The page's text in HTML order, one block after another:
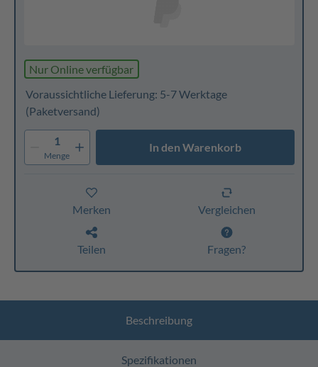
Nur Online verfügbar
Voraussichtliche Lieferung: 5-7 Werktage
(Paketversand)
1
Menge
In den Warenkorb
Merken Vergleichen
Teilen Fragen?
Beschreibung
Spezifikationen